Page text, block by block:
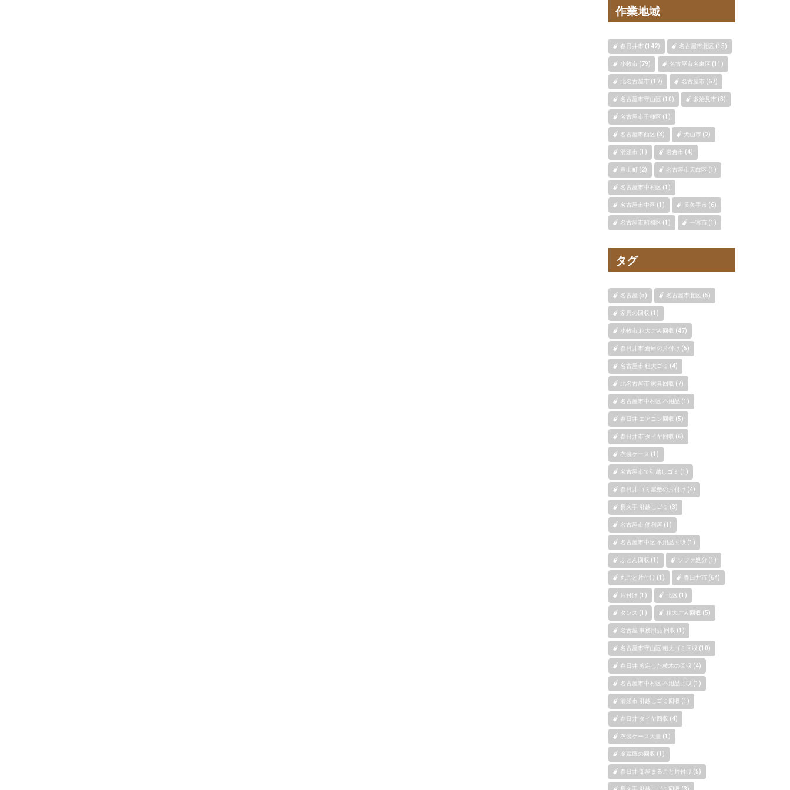
作業地域
春日井市 (142) 名古屋市北区 (15)
小牧市 (79) 名古屋市名東区 (11)
北名古屋市 (17) 名古屋市 (67)
名古屋市守山区 (10) 多治見市 (3)
名古屋市千種区 (1)
名古屋市西区 (3) 犬山市 (2)
清須市 (1) 岩倉市 (4)
豊山町 (2) 名古屋市天白区 (1)
名古屋市中村区 (1)
名古屋市中区 (1) 長久手市 (6)
名古屋市昭和区 (1) 一宮市 (1)
タグ
名古屋 (5) 名古屋市北区 (5)
家具の回収 (1)
小牧市 粗大ごみ回収 (47)
春日井市 倉庫の片付け (5)
名古屋市 粗大ゴミ (4)
北名古屋市 家具回収 (7)
名古屋市中村区 不用品 (1)
春日井 エアコン回収 (5)
春日井市 タイヤ回収 (6)
衣装ケース (1)
名古屋市で引越しゴミ (1)
春日井 ゴミ屋敷の片付け (4)
長久手 引越しゴミ (3)
名古屋市 便利屋 (1)
名古屋市中区 不用品回収 (1)
ふとん回収 (1) ソファ処分 (1)
丸ごと片付け (1) 春日井市 (64)
片付け (1) 北区 (1)
タンス (1) 粗大ごみ回収 (5)
名古屋 事務用品 回収 (1)
名古屋市守山区 粗大ゴミ回収 (10)
春日井 剪定した枝木の回収 (4)
名古屋市中村区 不用品回収 (1)
清須市 引越しゴミ回収 (1)
春日井 タイヤ回収 (4)
衣装ケース大量 (1)
冷蔵庫の回収 (1)
春日井 部屋まるごと片付け (5)